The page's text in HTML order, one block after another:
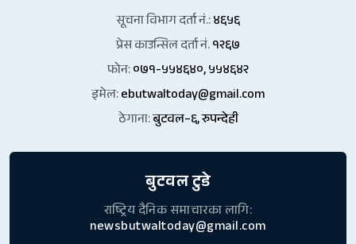
सूचना विभाग दर्ता नं.:४६५६
प्रेस काउन्सिल दर्ता नं.१२६७
फोन:०७१-५५४६४०, ५५४६४२
इमेल:ebutwaltoday@gmail.com
ठेगाना:बुटवल–६, रुपन्देही
बुटवल टुडे
राष्ट्रिय दैनिक समाचारका लागि:
newsbutwaltoday@gmail.com